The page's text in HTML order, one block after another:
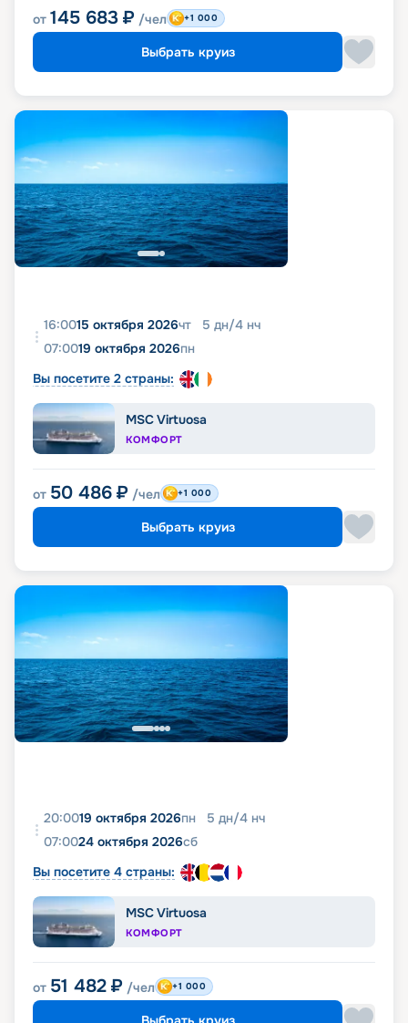
от 145 683 ₽ /чел +1 000
Выбрать круиз
16:0015 октября 2026чт 5 дн/4 нч
07:0019 октября 2026пн
Вы посетите 2 страны:
MSC Virtuosa
КОМФОРТ
от 50 486 ₽ /чел +1 000
Выбрать круиз
20:0019 октября 2026пн 5 дн/4 нч
07:0024 октября 2026сб
Вы посетите 4 страны:
MSC Virtuosa
КОМФОРТ
от 51 482 ₽ /чел +1 000